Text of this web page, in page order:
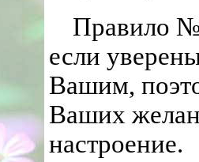
Правило №
если
Вашим,
Ваших
настроение.